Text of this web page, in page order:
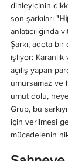
dinleyicinin
son şarkıları
anlatıcılığında
Şarkı, adeta
işliyor:
açılış yapan
umursamaz ve
umut dolu,
Grup, bu
için verilmesi
mücadelenin